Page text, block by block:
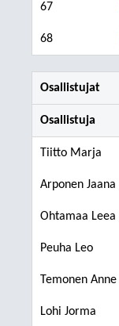
67
68
Osallistujat
Osallistuja
Tiitto Marja
Arponen Jaana
Ohtamaa Leea
Peuha Leo
Temonen Anne
Lohi Jorma